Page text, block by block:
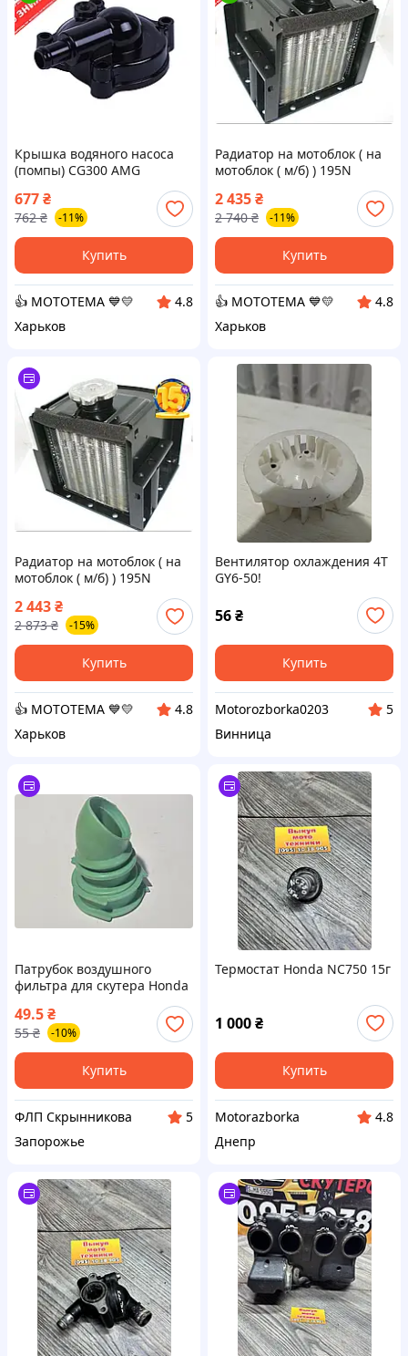
Крышка водяного насоса
(помпы) CG300 AMG
677₴
762 ₴ -11%
Купить
👍 МОТОТЕМА 💙💛
4.8
Харьков
Радиатор на мотоблок ( на
мотоблок ( м/б) ) 195N
2 435₴
2 740 ₴ -11%
Купить
👍 МОТОТЕМА 💙💛
4.8
Харьков
Радиатор на мотоблок ( на
мотоблок ( м/б) ) 195N
2 443₴
2 873 ₴ -15%
Купить
👍 МОТОТЕМА 💙💛
4.8
Харьков
Вентилятор охлаждения 4T
GY6-50!
56₴
Купить
Motorozborka0203
5
Винница
Патрубок воздушного
фильтра для скутера Honda
Dio AF-34 / Honda Dio AF-35
49.5₴
55 ₴ -10%
Купить
ФЛП Скрынникова
5
Запорожье
Термостат Honda NC750 15г
1 000₴
Купить
Motorazborka
4.8
Днепр